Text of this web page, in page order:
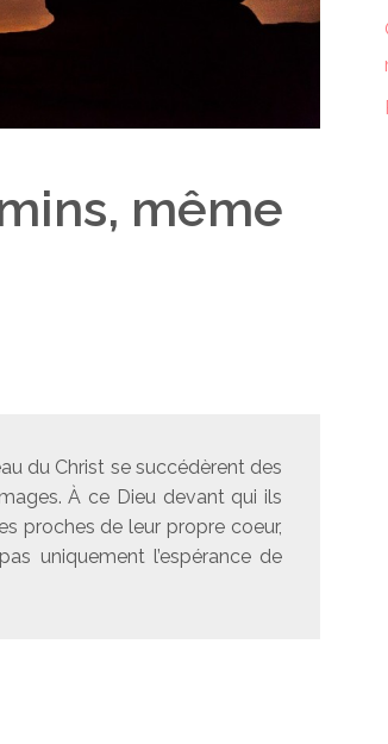
même
du Christ se succédèrent des
À ce Dieu devant qui ils
proches de leur propre coeur,
uniquement l’espérance de